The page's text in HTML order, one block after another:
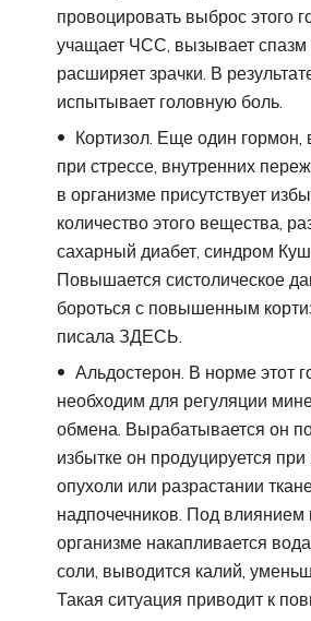
провоцировать выброс этого
учащает ЧСС, вызывает спазм
расширяет зрачки. В
испытывает головную боль.
Кортизол. Еще один
при стрессе, внутренних
в организме присутствует
количество этого вещества,
сахарный диабет, синдром
Повышается систолическое
бороться с повышенным
писала ЗДЕСЬ.
Альдостерон. В норме этот
необходим для регуляции
обмена. Вырабатывается он
избытке он продуцируется
опухоли или разрастании
надпочечников. Под влиянием
организме накапливается
соли, выводится калий,
Такая ситуация приводит к